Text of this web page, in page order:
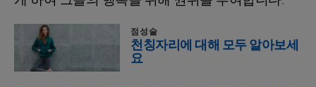
점성술
천칭자리에 대해 모두 알아보세
요